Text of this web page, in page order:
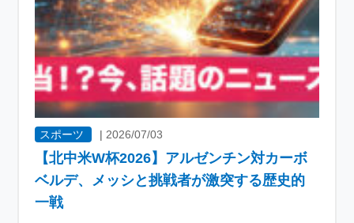
スポーツ | 2026/07/03
【北中米W杯2026】アルゼンチン対カーボ
ベルデ、メッシと挑戦者が激突する歴史的
一戦